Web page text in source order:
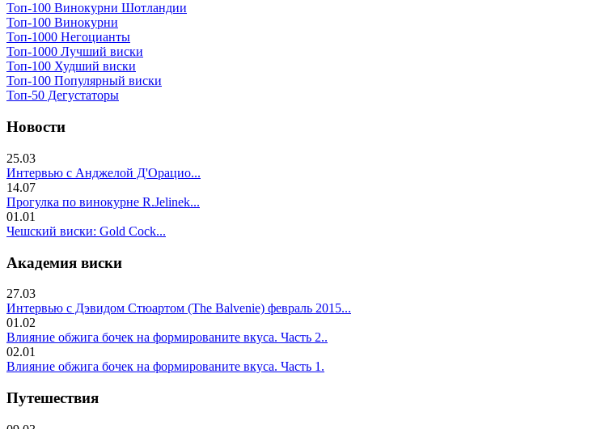
Топ-100 Винокурни Шотландии
Топ-100 Винокурни
Топ-1000 Негоцианты
Топ-1000 Лучший виски
Топ-100 Худший виски
Топ-100 Популярный виски
Топ-50 Дегустаторы
Новости
25.03
Интервью с Анджелой Д'Орацио...
14.07
Прогулка по винокурне R.Jelinek...
01.01
Чешский виски: Gold Cock...
Академия виски
27.03
Интервью с Дэвидом Стюартом (The Balvenie) февраль 2015...
01.02
Влияние обжига бочек на формированите вкуса. Часть 2..
02.01
Влияние обжига бочек на формированите вкуса. Часть 1.
Путешествия